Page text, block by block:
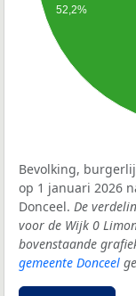
52,2%
Bevolking,
op 1 januari 2026
Donceel. De
voor de Wijk 0
bovenstaande
gemeente Donceel